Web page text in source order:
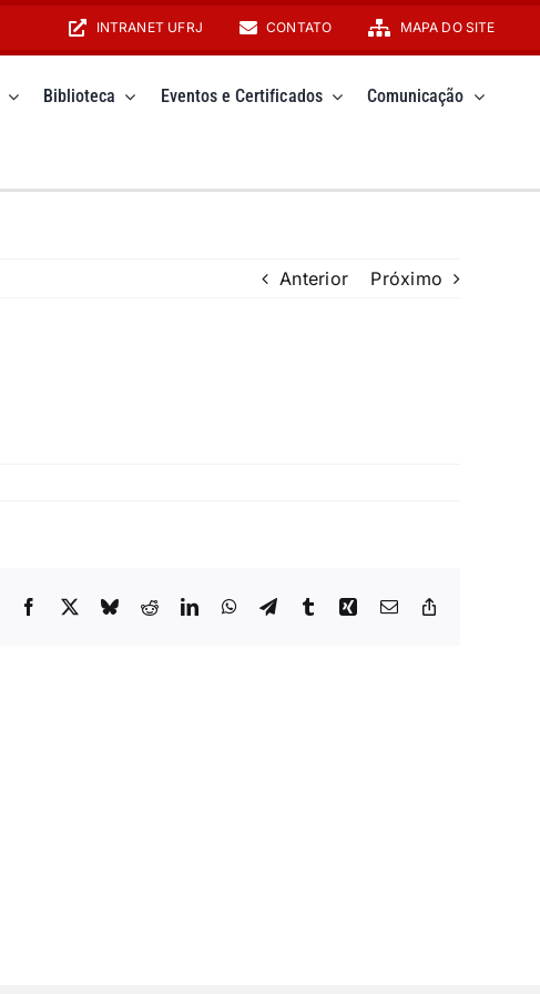
INTRANET UFRJ CONTATO MAPA DO SITE
Biblioteca Eventos e Certificados Comunicação
Anterior Próximo
Facebook
X BlueskyRedditLinkedInWhatsApp
TelegramTumblrXing E-